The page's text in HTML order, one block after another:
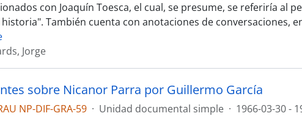
con Joaquín Toesca, el cual, se presume, se referiría al
historia". También cuenta con anotaciones de conversaciones,
Jorge
sobre Nicanor Parra por Guillermo García
NP-DIF-GRA-59 · Unidad documental simple · 1966-03-30 -